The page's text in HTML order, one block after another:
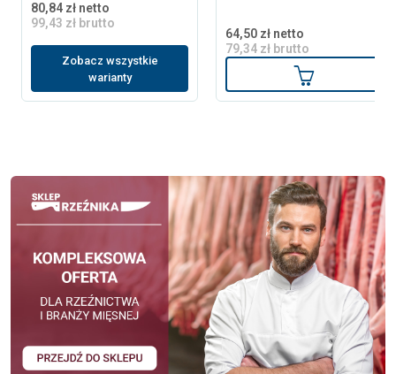
80,84 zł netto
99,43 zł brutto
Zobacz wszystkie
warianty
64,50 zł netto
79,34 zł brutto
Dodaj do